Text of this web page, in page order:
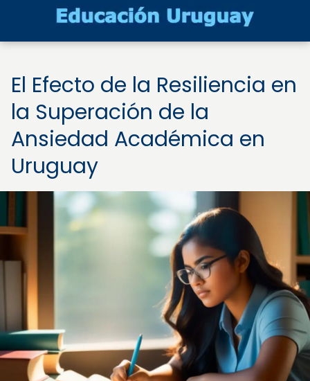
El Efecto de la Resiliencia en
la Superación de la
Ansiedad Académica en
Uruguay